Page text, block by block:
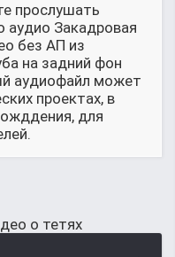
прослушать
аудио Закадровая
без АП из
на задний фон
аудиофайл может
проектах, в
для
о тетях